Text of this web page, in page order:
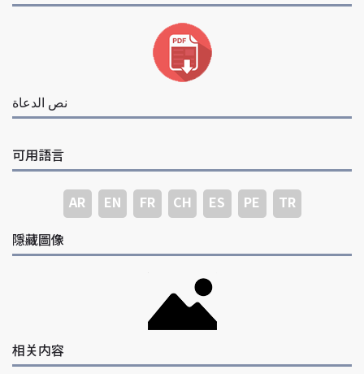
نص الدعاة
可用語言
AR EN FR CH ES PE
TR
隱藏圖像
相关内容